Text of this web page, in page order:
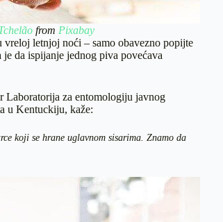
from Pixabay
letnjoj noći – samo obavezno popijte
da ispijanje jednog piva povećava
Laboratorija za entomologiju javnog
u Kentuckiju, kaže:
koji se hrane uglavnom sisarima. Znamo da